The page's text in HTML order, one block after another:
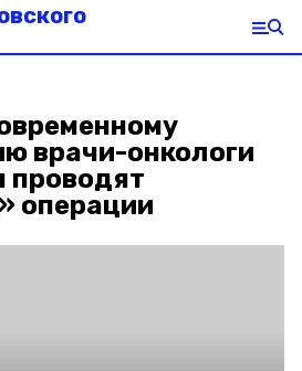
врачи-онкологи
проводят
операции